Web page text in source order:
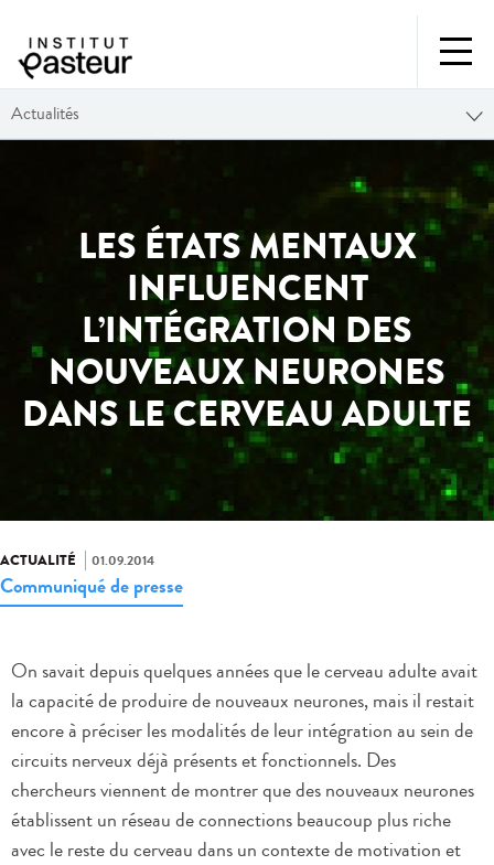
Actualités
LES ÉTATS MENTAUX
INFLUENCENT
L’INTÉGRATION DES
NOUVEAUX NEURONES
DANS LE CERVEAU ADULTE
ACTUALITÉ 01.09.2014
Communiqué de presse
On savait depuis quelques années que le cerveau adulte avait
la capacité de produire de nouveaux neurones, mais il restait
encore à préciser les modalités de leur intégration au sein de
circuits nerveux déjà présents et fonctionnels. Des
chercheurs viennent de montrer que des nouveaux neurones
établissent un réseau de connections beaucoup plus riche
avec le reste du cerveau dans un contexte de motivation et